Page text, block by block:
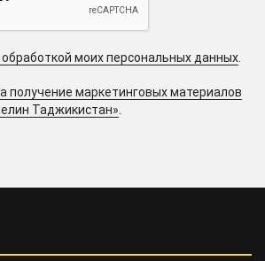
моих персональных данных
получение маркетинговых материалов
Таджикистан».